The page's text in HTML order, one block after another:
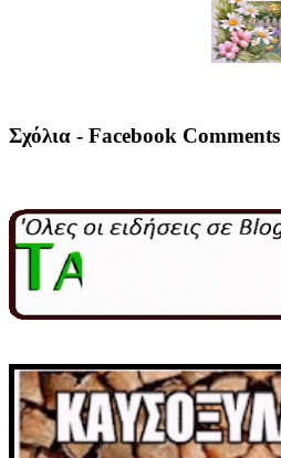
Σχόλια - Facebook Comments